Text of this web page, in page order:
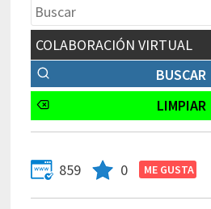
COLABORACIÓN VIRTUAL
859 0